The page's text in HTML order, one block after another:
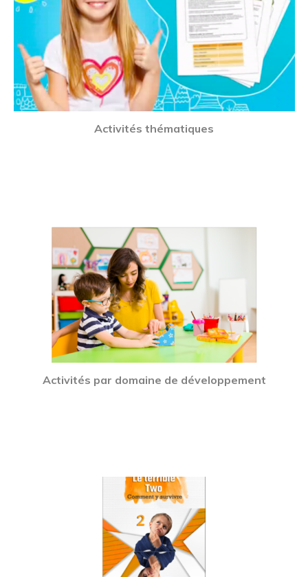
Activités thématiques
Activités par domaine de développement